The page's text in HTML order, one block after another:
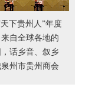
下贵州人”年度
自全球各地的
话乡音、叙乡
州市贵州商会